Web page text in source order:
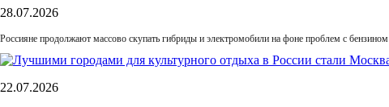
28.07.2026
Россияне продолжают массово скупать гибриды и электромобили на фоне проблем с бензином
22.07.2026